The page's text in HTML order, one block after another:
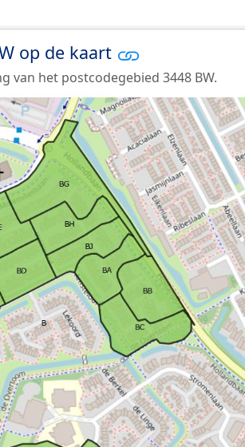
op de kaart
van het postcodegebied 3448 BW.